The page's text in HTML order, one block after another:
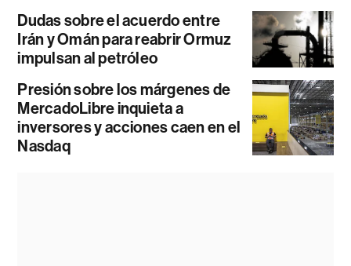
Dudas sobre el acuerdo entre
Irán y Omán para reabrir Ormuz
impulsan al petróleo
Presión sobre los márgenes de
MercadoLibre inquieta a
inversores y acciones caen en el
Nasdaq